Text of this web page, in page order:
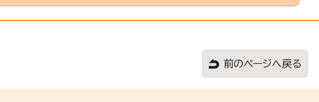
前のページへ戻る